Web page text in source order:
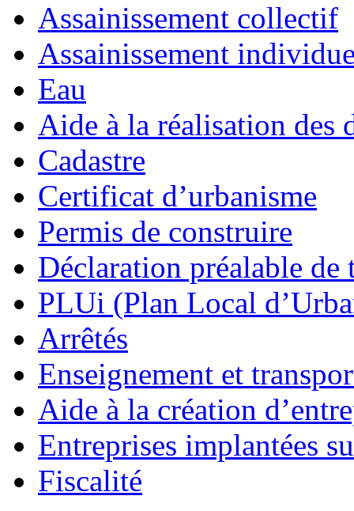
Assainissement collectif
Assainissement
Eau
Aide à la réalisation des
Cadastre
Certificat d’urbanisme
Permis de construire
Déclaration préalable de
PLUi (Plan Local
Arrêtés
Enseignement et
Aide à la création
Entreprises implantées
Fiscalité